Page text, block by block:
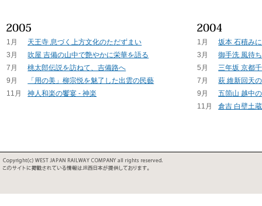
1月
天王寺 息づく上方文化のただずまい
3月
吹屋 吉備の山中で艶やかに栄華を語る
7月
桃太郎伝説を訪ねて、吉備路へ
9月
「用の美」柳宗悦を魅了した出雲の民藝
11月
神人和楽の饗宴 - 神楽
1月
坂本 石積み
3月
御手洗 風待
5月
三年坂 京都
7月
萩 維新回天
9月
五箇山 越中
11月
倉吉 白壁土